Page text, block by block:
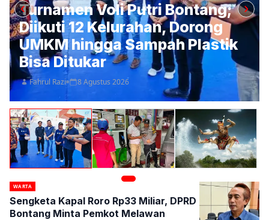
Turnamen Voli Putri Bontang;
Diikuti 12 Kelurahan, Dorong
UMKM hingga Sampah Plastik
Bisa Ditukar
Fahrul Razi 8 Agustus 2026
WARTA
Sengketa Kapal Roro Rp33 Miliar, DPRD
Bontang Minta Pemkot Melawan